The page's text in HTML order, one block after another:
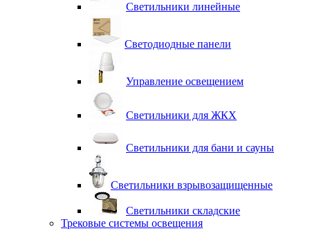
Светильники линейные
Светодиодные панели
Управление освещением
Светильники для ЖКХ
Светильники для бани и сауны
Светильники взрывозащищенные
Светильники складские
Трековые системы освещения